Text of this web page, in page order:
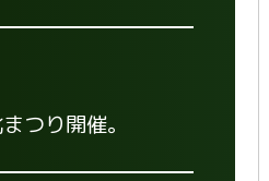
つり開催。